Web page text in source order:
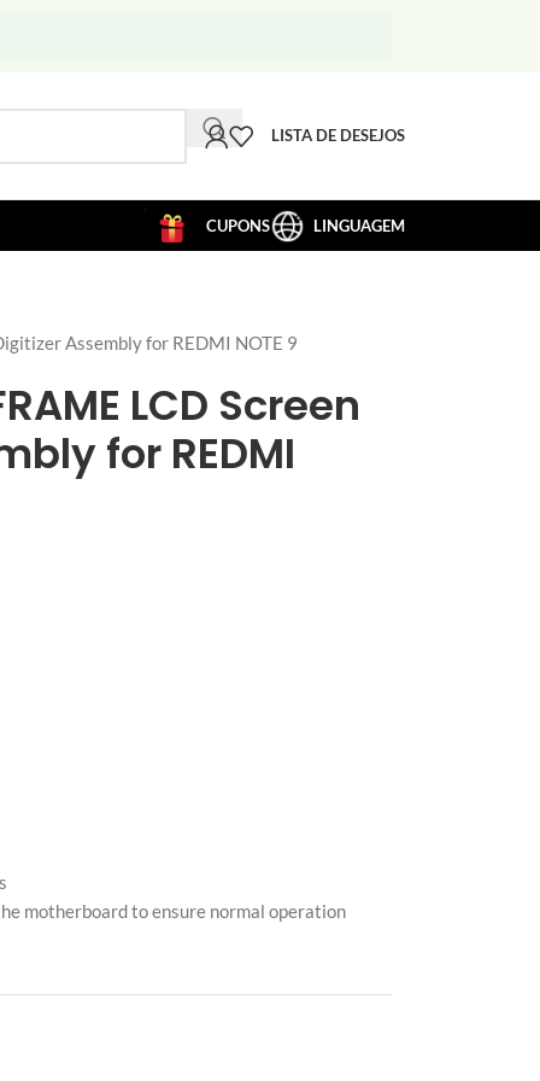
LISTA DE DESEJOS
CUPONS LINGUAGEM
Assembly for REDMI NOTE 9
LCD Screen
for REDMI
motherboard to ensure normal operation